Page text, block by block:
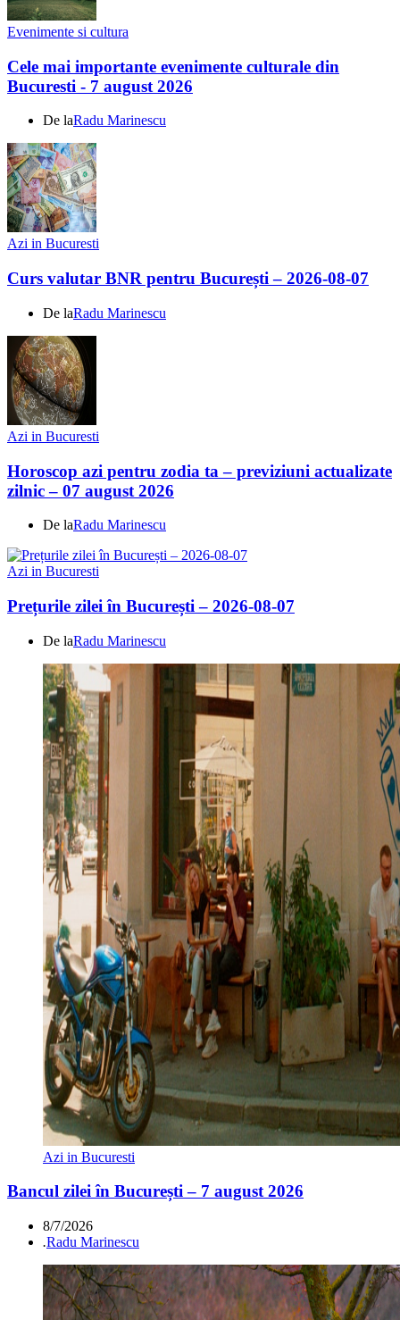
Evenimente si cultura
Cele mai importante evenimente culturale din
Bucuresti - 7 august 2026
De laRadu Marinescu
Azi in Bucuresti
Curs valutar BNR pentru București – 2026-08-07
De laRadu Marinescu
Azi in Bucuresti
Horoscop azi pentru zodia ta – previziuni actualizate
zilnic – 07 august 2026
De laRadu Marinescu
Azi in Bucuresti
Prețurile zilei în București – 2026-08-07
De laRadu Marinescu
Azi in Bucuresti
Bancul zilei în București – 7 august 2026
8/7/2026
.Radu Marinescu